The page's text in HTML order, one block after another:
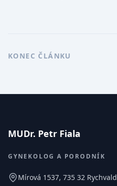
KONEC ČLÁNKU
MUDr. Petr Fiala
GYNEKOLOG A PORODNÍK
Mírová 1537, 735 32 Rychvald